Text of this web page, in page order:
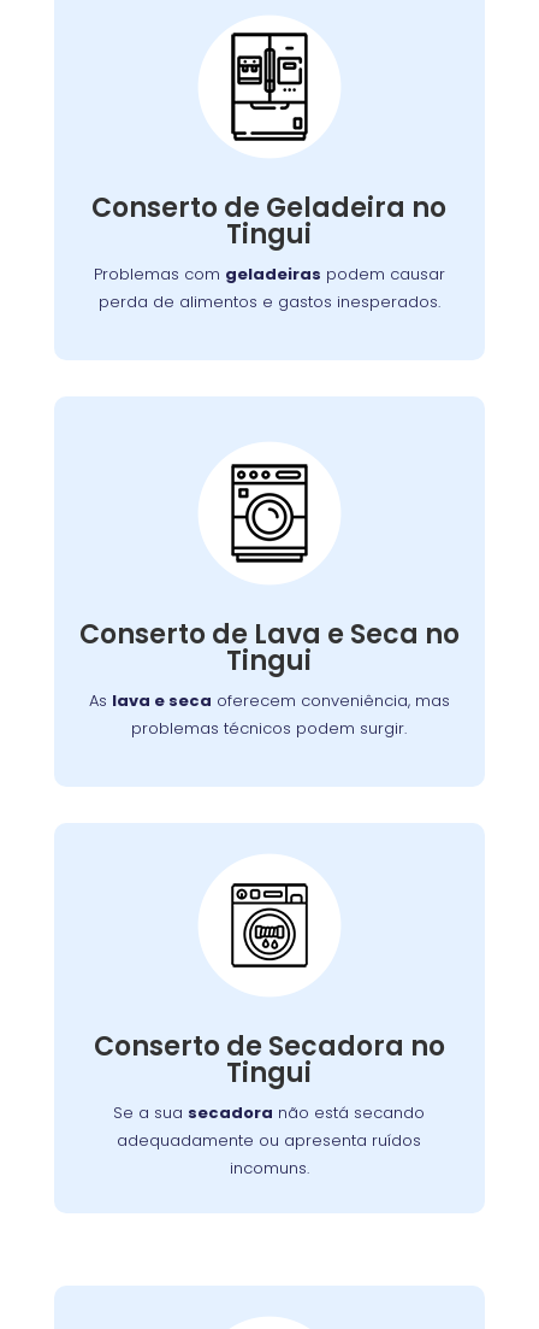
Conserto de Geladeira no
Tingui
Problemas com geladeiras podem causar
perda de alimentos e gastos inesperados.
Conserto de
Galadeira:
Nossos especialistas estão prontos para
ou componentes elétricos, garantindo a
conservação adequada dos alimentos.
Conserto de Lava e Seca no
Tingui
As lava e seca oferecem conveniência, mas
problemas técnicos podem surgir.
Conserto de Lava e
Seca:
Nossa equipe está preparada para resolver
tenha roupas limpas e secas sem
complicações.
Conserto de Secadora no
Tingui
Se a sua secadora não está secando
adequadamente ou apresenta ruídos
incomuns.
Conserto de Secadora:
e corrigir o problema, garantindo o
funcionamento eficiente do aparelho.